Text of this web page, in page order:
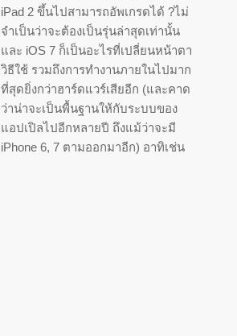
iPad 2 ขึ้นไปสามารถอัพเกรดได้ ?ไม่
จำเป็นว่าจะต้องเป็นรุ่นล่าสุดเท่านั้น
และ iOS 7 ก็เป็นอะไรที่เปลี่ยนหน้าตา
วิธีใช้ รวมถึงการทำงานภายในไปมาก
ที่สุดยิ่งกว่าฮาร์ดแวร์เสียอีก (และคาด
ว่าน่าจะเป็นพื้นฐานให้กับระบบของ
แอปเปิลไปอีกหลายปี ถึงแม้ว่าจะมี
iPhone 6, 7 ตามออกมาอีก) อาทิเช่น